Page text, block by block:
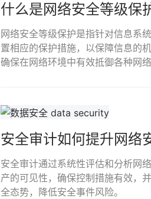
什么是网络安全等级保
网络安全等级保护是指针对信息系
置相应的保护措施，以保障信息的
确保在网络环境中有效抵御各种网
安全审计如何提升网络
安全审计通过系统性评估和分析网
产的可见性，确保控制措施有效，
全态势，降低安全事件风险。